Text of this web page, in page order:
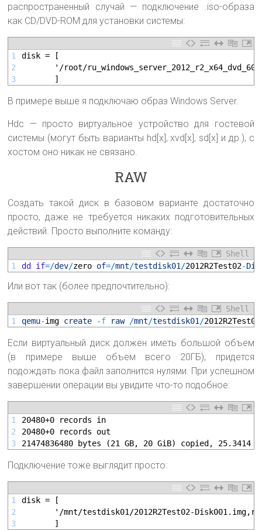
распространенный случай — подключение .iso-образа
как CD/DVD-ROM для установки системы:
1
2
3
disk = [
'/root/
]
В примере выше я подключаю образ Windows Server.
Hdc — просто виртуальное устройство для гостевой
системы (могут быть варианты hd[x], xvd[x], sd[x] и др.), с
хостом оно никак не связано.
RAW
Создать такой диск в базовом варианте достаточно
просто, даже не требуется никаких подготовительных
действий. Просто выполните команду:
Shell
1
dd if=/dev/zero of=/mnt/testdisk01 /2012R2Test02-
Или вот так (более предпочтительно):
Shell
1
qemu-img create -f raw /mnt/testdisk01 /2012R2Test02
Если виртуальный диск должен иметь большой объем
(в примере выше объем всего 20ГБ), придется
подождать пока файл заполнится нулями. При успешном
завершении операции вы увидите что-то подобное:
1
2
3
20480+0 records in
20480+0 records out
21474836480 bytes (21 GB, 20 GiB) copied, 25.3414
Подключение тоже выглядит просто:
1
2
3
disk = [
'/mnt/testdisk01/2012R2Test02-
]